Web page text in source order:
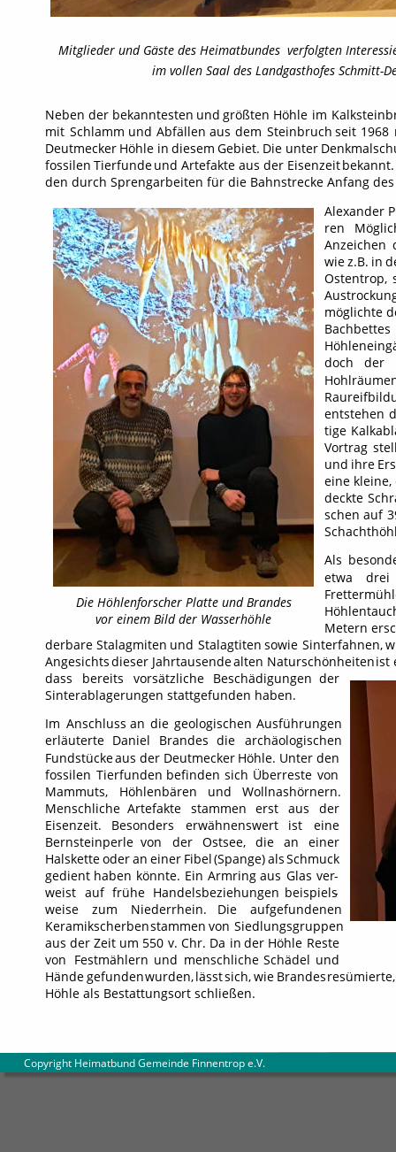
        Copyright Heimatbund Gemeinde Finnentrop e.V
.
Neben der bekanntesten und größten Höhle im
mit Schlamm und Abfällen aus dem Steinbruch seit 1968
Deutmecker Höhle in diesem Gebiet. Die unter
fossilen Tierfundeund Artefakte aus der Eisenzeitbekannt.
den durch Sprengarbeiten für die Bahnstrecke Anfang
Alexander
ren
Anzeichen
wiez.B. in
Ostentrop,
möglichte
Bachbettes
doch
der
entstehen
tige
Vortrag
und ihre
eine kleine,
deckte
schen auf
Als
etwa
drei
Metern
derbare Stalagmiten und Stalagtiten sowie Sinterfahnen,
Angesichtsdieser Jahrtausendealten Naturschönheitenist
dass
bereits vorsätzliche Beschädigungen der
Sinterablagerungen stattgefunden haben.
Im Anschluss an die geologischen Ausführungen
erläuterte Daniel Brandes die archäologischen
Fundstückeaus der Deutmecker Höhle. Unter den
fossilen Tierfunden befinden sich Überreste von
Mammuts,
Höhlenbären und
Wollnashörnern.
Menschliche Artefakte stammen erst aus
der
Eisenzeit.
Besonders erwähnenswert ist
eine
Bernsteinperle von der Ostsee, die an
einer
Halsketteoderan einer Fibel(Spange)alsSchmuck
gedient haben könnte. Ein Armring aus Glas ver-
weist auf frühe Handelsbeziehungen beispiels-
weise
zum Niederrhein. Die
aufgefundenen
Keramikscherbenstammen von Siedlungsgruppen
aus der Zeit um 550 v. Chr. Da in der Höhle Reste
von Festmählern und menschliche Schädel und
Händegefundenwurden,lässtsich,wie Brandesresümierte,
Höhle als Bestattungsort schließen.
Mitglieder und Gäste des Heimatbundes  verfolgten
im vollen Saal des Landgasthofes Schmitt-
Die Höhlenforscher Platte und Brandes
vor einem Bild der Wasserhöhle